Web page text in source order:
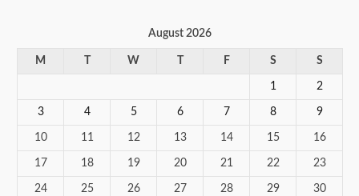
August 2026
M W F S S
1 2
3 4 5 6 7 8 9
10 11 12 13 14 15 16
17 18 19 20 21 22 23
24 25 26 27 28 29 30